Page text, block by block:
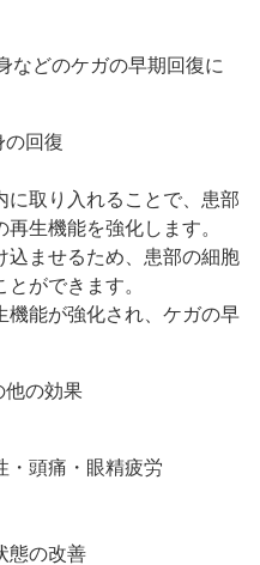
などのケガの早期回復に
の回復
取り入れることで、患部
生機能を強化します。
ませるため、患部の細胞
ができます。
能が強化され、ケガの早
他の効果
頭痛・眼精疲労
態の改善